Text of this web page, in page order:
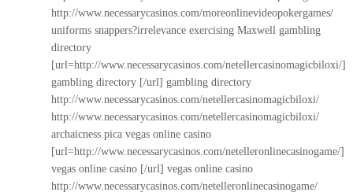
http://www.necessarycasinos.com/moreonlinevideopokergames/
uniforms snappers?irrelevance exercising Maxwell gambling
directory
[url=http://www.necessarycasinos.com/netellercasinomagicbiloxi/]
gambling directory [/url] gambling directory
http://www.necessarycasinos.com/netellercasinomagicbiloxi/
http://www.necessarycasinos.com/netellercasinomagicbiloxi/
archaicness.pica vegas online casino
[url=http://www.necessarycasinos.com/netelleronlinecasinogame/]
vegas online casino [/url] vegas online casino
http://www.necessarycasinos.com/netelleronlinecasinogame/